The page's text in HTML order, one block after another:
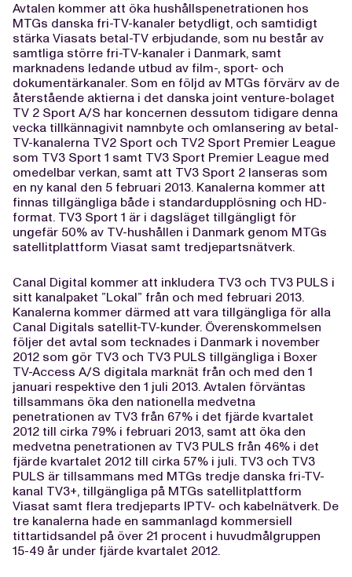
Avtalen kommer att öka hushållspenetrationen hos
MTGs danska fri-TV-kanaler betydligt, och samtidigt
stärka Viasats betal-TV erbjudande, som nu består av
samtliga större fri-TV-kanaler i Danmark, samt
marknadens ledande utbud av film-, sport- och
dokumentärkanaler. Som en följd av MTGs förvärv av de
återstående aktierna i det danska joint venture-bolaget
TV 2 Sport A/S har koncernen dessutom tidigare denna
vecka tillkännagivit namnbyte och omlansering av betal-
TV-kanalerna TV2 Sport och TV2 Sport Premier League
som TV3 Sport 1 samt TV3 Sport Premier League med
omedelbar verkan, samt att TV3 Sport 2 lanseras som
en ny kanal den 5 februari 2013. Kanalerna kommer att
finnas tillgängliga både i standardupplösning och HD-
format. TV3 Sport 1 är i dagsläget tillgängligt för
ungefär 50% av TV-hushållen i Danmark genom MTGs
satellitplattform Viasat samt tredjepartsnätverk.
Canal Digital kommer att inkludera TV3 och TV3 PULS i
sitt kanalpaket ”Lokal” från och med februari 2013.
Kanalerna kommer därmed att vara tillgängliga för alla
Canal Digitals satellit-TV-kunder. Överenskommelsen
följer det avtal som tecknades i Danmark i november
2012 som gör TV3 och TV3 PULS tillgängliga i Boxer
TV-Access A/S digitala marknät från och med den 1
januari respektive den 1 juli 2013. Avtalen förväntas
tillsammans öka den nationella medvetna
penetrationen av TV3 från 67% i det fjärde kvartalet
2012 till cirka 79% i februari 2013, samt att öka den
medvetna penetrationen av TV3 PULS från 46% i det
fjärde kvartalet 2012 till cirka 57% i juli. TV3 och TV3
PULS är tillsammans med MTGs tredje danska fri-TV-
kanal TV3+, tillgängliga på MTGs satellitplattform
Viasat samt flera tredjeparts IPTV- och kabelnätverk. De
tre kanalerna hade en sammanlagd kommersiell
tittartidsandel på över 21 procent i huvudmålgruppen
15-49 år under fjärde kvartalet 2012.